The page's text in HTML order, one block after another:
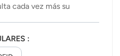
แบบไทย
Indonesia
cada vez más su
tanto Para esta
comenzaron
etiquetas en el carro
: